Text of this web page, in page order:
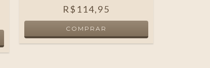
R$114,95